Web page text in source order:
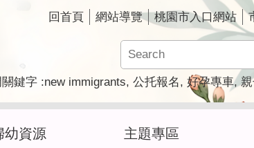
回首頁 網站導覽 桃園市入口網站
鍵字 new immigrants 公托報名 好孕專車
幼資源 主題專區